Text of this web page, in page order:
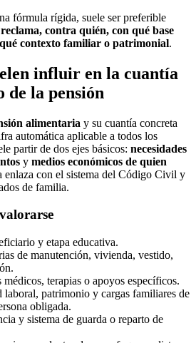
fórmula rígida, suele ser preferible
reclama, contra quién, con qué base
contexto familiar o patrimonial.
influir en la cuantía
de la pensión
alimentaria y su cuantía concreta
automática aplicable a todos los
partir de dos ejes básicos: necesidades
y medios económicos de quien
enlaza con el sistema del Código Civil y
de familia.
y etapa educativa.
de manutención, vivienda, vestido,
médicos, terapias o apoyos específicos.
laboral, patrimonio y cargas familiares de
obligada.
y sistema de guarda o reparto de